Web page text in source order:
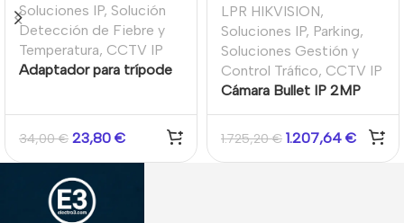
Soluciones IP, Solución
Detección de Fiebre y
Temperatura, CCTV IP
Adaptador para trípode
34,00€ 23,80 €
LPR HIKVISION,
Soluciones IP, Parking,
Soluciones Gestión y
Control Tráfico, CCTV IP
Cámara Bullet IP 2MP
ANPR Matrículas IR50
WDR140 IP67 IK10 5
1.725,20€ 1.207,64 €